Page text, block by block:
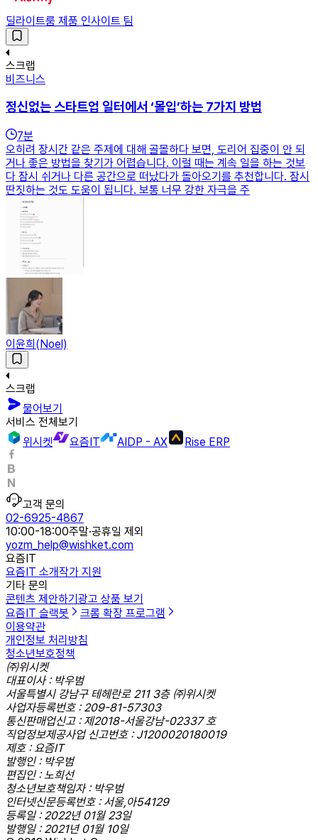
딜라이트룸 제품 인사이트 팀
스크랩
비즈니스
정신없는 스타트업 일터에서 ‘몰입’하는 7가지 방법
7분
오히려 장시간 같은 주제에 대해 골몰하다 보면, 도리어 집중이 안 되
거나 좋은 방법을 찾기가 어렵습니다. 이럴 때는 계속 일을 하는 것보
다 잠시 쉬거나 다른 공간으로 떠났다가 돌아오기를 추천합니다. 잠시
딴짓하는 것도 도움이 됩니다. 보통 너무 강한 자극을 주
이윤희(Noel)
스크랩
물어보기
서비스 전체보기
위시켓
요즘IT AIDP - AX Rise ERP
고객 문의
02-6925-4867
10:00-18:00주말·공휴일 제외
yozm_help@wishket.com
요즘IT
요즘IT 소개작가 지원
기타 문의
콘텐츠 제안하기 광고 상품 보기
요즘IT 슬랙봇
크롬 확장 프로그램
이용약관
개인정보 처리방침
청소년보호정책
㈜위시켓
대표이사 : 박우범
서울특별시 강남구 테헤란로 211 3층 ㈜위시켓
사업자등록번호 : 209-81-57303
통신판매업신고 : 제2018-서울강남-02337 호
직업정보제공사업 신고번호 : J1200020180019
제호 : 요즘IT
발행인 : 박우범
편집인 : 노희선
청소년보호책임자 : 박우범
인터넷신문등록번호 : 서울,아54129
등록일 : 2022년 01월 23일
발행일 : 2021년 01월 10일